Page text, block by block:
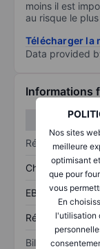
Nos sites
meilleure
optimisant
que pour
vous
En
l'utilisation
moins il est
au risque le
Télécharger la
Data provided
Informations
Résultats
Chiffre d’affaires
EBITDA
Résultat net
Bilan